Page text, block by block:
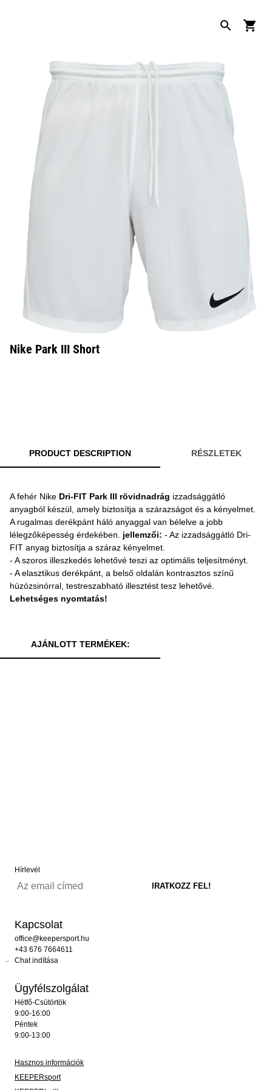
Nike Park III Short
PRODUCT DESCRIPTION RÉSZLETEK
A fehér Nike Dri-FIT Park III rövidnadrág izzadsággátló
anyagból készül, amely biztosítja a szárazságot és a kényelmet.
A rugalmas derékpánt háló anyaggal van bélelve a jobb
lélegzőképesség érdekében. jellemzői: - Az izzadsággátló Dri-
FIT anyag biztosítja a száraz kényelmet.
- A szoros illeszkedés lehetővé teszi az optimális teljesítményt.
- A elasztikus derékpánt, a belső oldalán kontrasztos színű
húzózsinórral, testreszabható illesztést tesz lehetővé.
Lehetséges nyomtatás!
AJÁNLOTT TERMÉKEK:
Hírlevél
Kapcsolat
office@keepersport.hu
+43 676 7664611
Chat indítása
Ügyfélszolgálat
Hétfő-Csütörtök
9:00-16:00
Péntek
9:00-13:00
Hasznos információk
KEEPERsport